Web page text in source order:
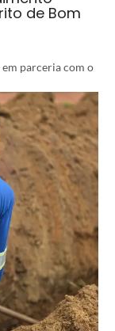
de Bom
parceria com o